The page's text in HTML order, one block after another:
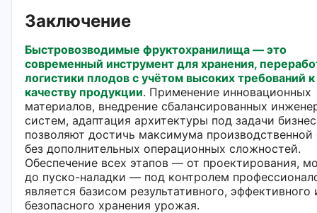
Заключение
Быстровозводимые фруктохранилища — это
современный инструмент для хранения,
логистики плодов с учётом высоких требований к
качеству продукции. Применение инновационных
материалов, внедрение сбалансированных
систем, адаптация архитектуры под задачи
позволяют достичь максимума производственной
без дополнительных операционных сложностей.
Обеспечение всех этапов — от проектирования,
до пуско-наладки — под контролем
является базисом результативного, эффективного
безопасного хранения урожая.